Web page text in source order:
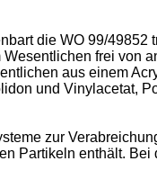
die WO 99/49852
frei von
aus einem
und Vinylacetat,
zur
Partikeln enthält. Bei